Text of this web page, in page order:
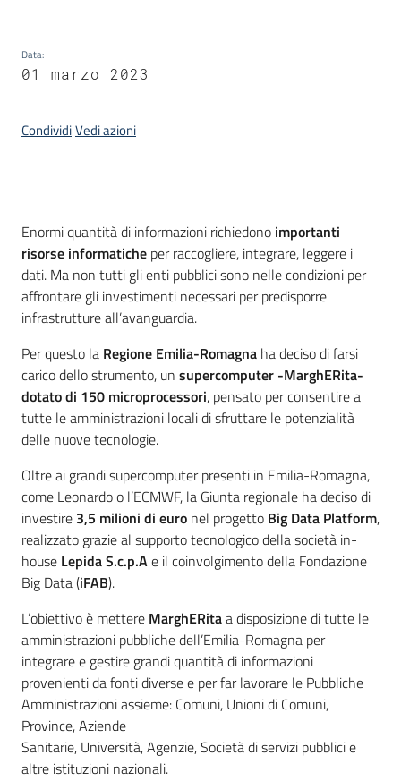
Data:
01 marzo 2023
CondividiVedi azioni
Introduzione
Enormi quantità di informazioni richiedono importanti
risorse informatiche per raccogliere, integrare, leggere i
dati. Ma non tutti gli enti pubblici sono nelle condizioni per
affrontare gli investimenti necessari per predisporre
infrastrutture all’avanguardia.
Per questo la Regione Emilia-Romagna ha deciso di farsi
carico dello strumento, un supercomputer -MarghERita-
dotato di 150 microprocessori, pensato per consentire a
tutte le amministrazioni locali di sfruttare le potenzialità
delle nuove tecnologie.
Oltre ai grandi supercomputer presenti in Emilia-Romagna,
come Leonardo o l’ECMWF, la Giunta regionale ha deciso di
investire 3,5 milioni di euro nel progetto Big Data Platform,
realizzato grazie al supporto tecnologico della società in-
house Lepida S.c.p.Ae il coinvolgimento della Fondazione
Big Data (iFAB).
L’obiettivo è mettere MarghERitaa disposizione di tutte le
amministrazioni pubbliche dell’Emilia-Romagna per
integrare e gestire grandi quantità di informazioni
provenienti da fonti diverse e per far lavorare le Pubbliche
Amministrazioni assieme: Comuni, Unioni di Comuni,
Province, Aziende
Sanitarie, Università, Agenzie, Società di servizi pubblici e
altre istituzioni nazionali.